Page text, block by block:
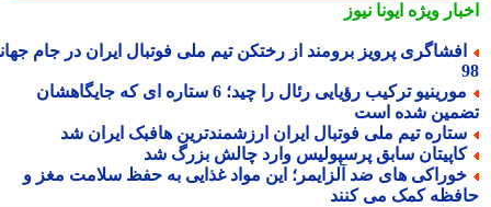
ویژهایونا نیوز
پرویز برومند از رختکن تیم ملی فوتبال ایران در جام جهانی
مورینیو ترکیب رؤیایی رئال را چید؛ 6 ستاره ای که جایگاهشان
شده است
تیم ملی فوتبال ایران ارزشمندترین هافبک ایران شد
سابق پرسپولیس وارد چالش بزرگ شد
های ضد آلزایمر؛ این مواد غذایی به حفظ سلامت مغز و
کمک می کنند